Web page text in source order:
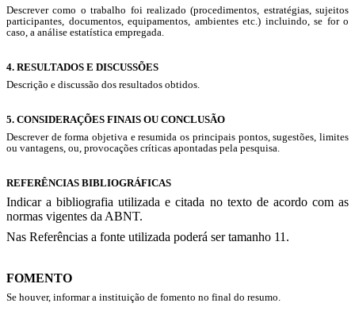
Descrever como o trabalho foi realizado (procedimentos, estratégias, sujeitos
participantes, documentos, equipamentos, ambientes etc.) incluindo, se for o
caso, a análise estatística empregada.
4. RESULTADOS E DISCUSSÕES
Descrição e discussão dos resultados obtidos.
5. CONSIDERAÇÕES FINAIS OU CONCLUSÃO
Descrever de forma objetiva e resumida os principais pontos, sugestões, limites
ou vantagens, ou, provocações críticas apontadas pela pesquisa.
REFERÊNCIAS BIBLIOGRÁFICAS
Indicar a bibliografia utilizada e citada no texto de acordo com as
normas vigentes da ABNT.
Nas Referências a fonte utilizada poderá ser tamanho 11.
FOMENTO
Se houver, informar a instituição de fomento no final do resumo.